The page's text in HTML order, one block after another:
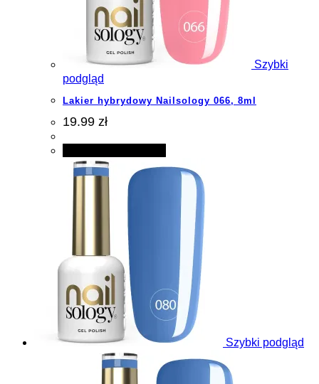
Szybki
podgląd
Lakier hybrydowy Nailsology 066, 8ml
19.99 zł
Szybki podgląd